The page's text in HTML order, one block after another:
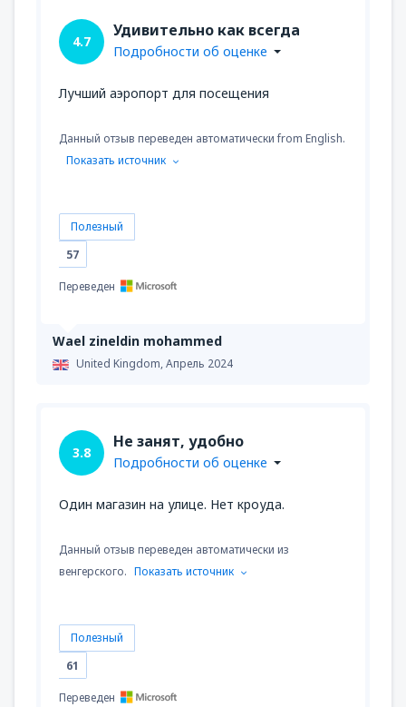
Wael zineldin mohammed
United Kingdom,Апрель 2024
4.7
Удивительно как всегда
Подробности об оценке
Лучший аэропорт для посещения
Данный отзыв переведен автоматически from English.
Показать источник
Полезный
57
Переведен
3.8
Не занят, удобно
Подробности об оценке
Один магазин на улице. Нет кроуда.
Данный отзыв переведен автоматически из
венгерского. Показать источник
Полезный
61
Переведен